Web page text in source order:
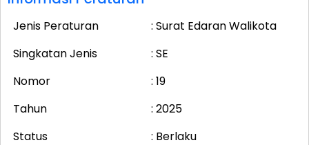
Jenis Peraturan
: Surat Edaran Walikota
Singkatan Jenis
: SE
Nomor
: 19
Tahun
: 2025
Status
: Berlaku